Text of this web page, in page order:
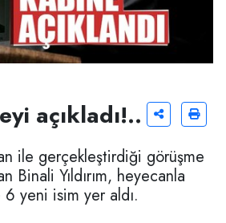
açıkladı!..
ile gerçekleştirdiği görüşme
Binali Yıldırım, heyecanla
yeni isim yer aldı.